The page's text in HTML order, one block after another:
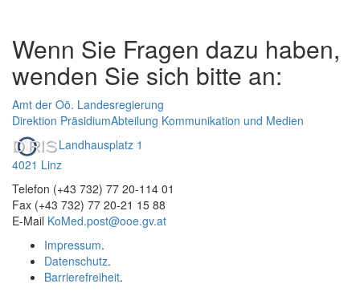
Wenn Sie Fragen dazu haben,
wenden Sie sich bitte an:
Amt der Oö. Landesregierung
Direktion PräsidiumAbteilung Kommunikation und Medien
Landhausplatz 1
4021 Linz
Telefon (+43 732) 77 20-114 01
Fax (+43 732) 77 20-21 15 88
E-Mail KoMed.post@ooe.gv.at
Impressum.
Datenschutz.
Barrierefreiheit.